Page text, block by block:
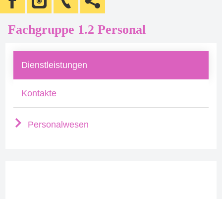
Fachgruppe 1.2 Personal
Dienstleistungen
Kontakte
Personalwesen